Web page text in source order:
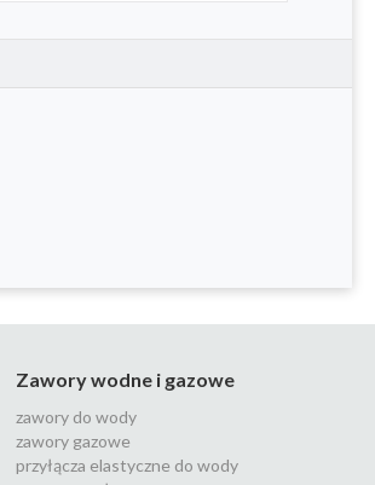
Zawory wodne i gazowe
zawory do wody
zawory gazowe
przyłącza elastyczne do wody